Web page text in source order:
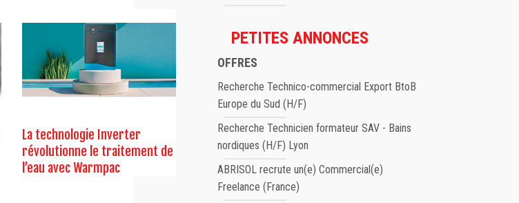
La technologie Inverter
révolutionne le traitement de
l’eau avec Warmpac
PETITES ANNONCES
OFFRES
Recherche Technico-commercial Export BtoB
Europe du Sud (H/F)
Recherche Technicien formateur SAV - Bains
nordiques (H/F) Lyon
ABRISOL recrute un(e) Commercial(e)
Freelance (France)